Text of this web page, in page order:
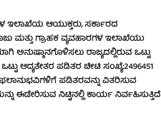
ಇಲಾಖೆಯ ಆಯುಕ್ತರು, ಸರ್ಕಾರದ
ಮತ್ತು ಗ್ರಾಹಕ ವ್ಯವಹಾರಗಳ ಇಲಾಖೆಯು
ರಾಜ್ಯದಲ್ಲಿರುವ ಒಟ್ಟು
ಆದ್ಯತೇತರ ಪಡಿತರ ಚೀಟಿ ಸಂಖ್ಯೆ:2496451
ಫಲಾನುಭವಿಗಳಿಗೆ ಪಡಿತರವನ್ನು ವಿತರಿಸುವ
ಈಡೇರಿಸುವ ನಿಟ್ಟಿನಲ್ಲಿ ಕಾರ್ಯ ನಿರ್ವಹಿಸುತ್ತಿದೆ